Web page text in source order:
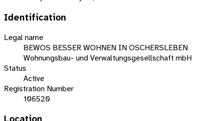
Identification
Legal name
BEWOS BESSER WOHNEN IN OSCHERSLEBEN
Wohnungsbau- und Verwaltungsgesellschaft mbH
Status
Active
Registration Number
106520